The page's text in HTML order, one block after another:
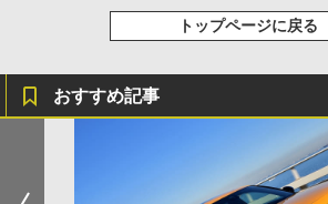
トップページに戻る
おすすめ記事